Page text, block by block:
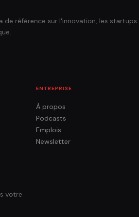
de référence sur l'innovation, les startups
ENTREPRISE
À propos
Podcasts
Emplois
Newsletter
votre